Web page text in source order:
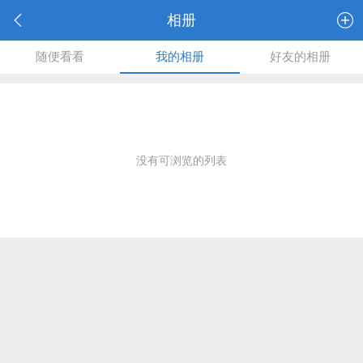
相册
随便看看 我的相册 好友的相册
没有可浏览的列表